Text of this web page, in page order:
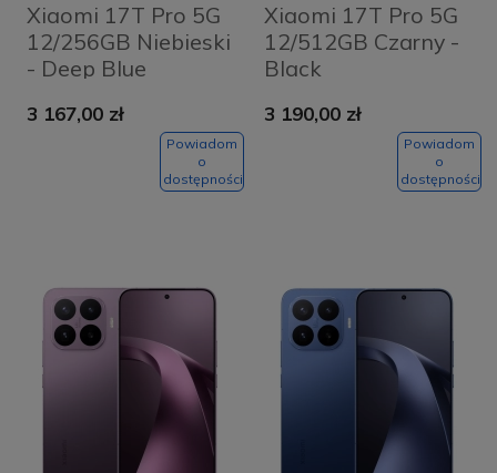
Xiaomi 17T Pro 5G
12/256GB Niebieski
- Deep Blue
3 167,00 zł
Powiadom
o
dostępności
Xiaomi 17T Pro 5G
12/512GB Czarny -
Black
3 190,00 zł
Powiadom
o
dostępności